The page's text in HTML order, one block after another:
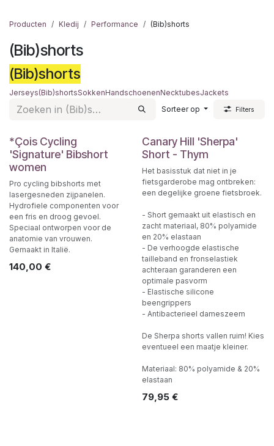
Producten Kledij Performance (Bib)shorts
(Bib)shorts
(Bib)shorts
Jerseys(Bib)shortsSokkenHandschoenenNecktubesJackets
Sorteer op
Filters
*Çois Cycling
'Signature' Bibshort
women
Pro cycling bibshorts met
lasergesneden zijpanelen.
Hydrofiele componenten voor
een fris en droog gevoel.
Speciaal ontworpen voor de
anatomie van vrouwen.
Gemaakt in Italië.
140,00 €
Canary Hill 'Sherpa'
Short - Thym
Het basisstuk dat niet in je
fietsgarderobe mag ontbreken:
een degelijke groene fietsbroek.
- Short gemaakt uit elastisch en
zacht materiaal, 80% polyamide
en 20% elastaan
- De verhoogde elastische
tailleband en fronselastiek
achteraan garanderen een
optimale pasvorm
- Elastische silicone
beengrippers
- Antibacterieel dameszeem
De Sherpa shorts vallen ruim! Kies
eventueel een maatje kleiner.
Materiaal: 80% polyamide & 20%
elastaan
79,95€